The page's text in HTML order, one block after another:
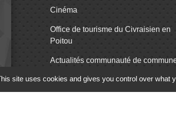
Cinéma
Office de tourisme du Civraisien en
Poitou
Actualités communauté de
Centre Culturel La Marchoise
site uses cookies and gives you control over what